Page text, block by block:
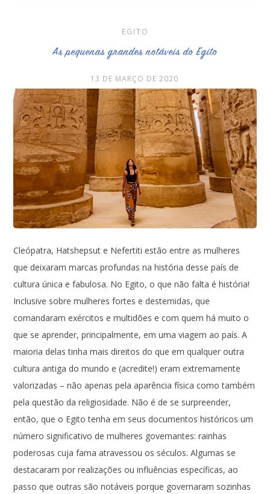
EGITO
As pequenas grandes notáveis do Egito
13 DE MARÇO DE 2020
Cleópatra, Hatshepsut e Nefertiti estão entre as mulheres
que deixaram marcas profundas na história desse país de
cultura única e fabulosa. No Egito, o que não falta é história!
Inclusive sobre mulheres fortes e destemidas, que
comandaram exércitos e multidões e com quem há muito o
que se aprender, principalmente, em uma viagem ao país. A
maioria delas tinha mais direitos do que em qualquer outra
cultura antiga do mundo e (acredite!) eram extremamente
valorizadas – não apenas pela aparência física como também
pela questão da religiosidade. Não é de se surpreender,
então, que o Egito tenha em seus documentos históricos um
número significativo de mulheres governantes: rainhas
poderosas cuja fama atravessou os séculos. Algumas se
destacaram por realizações ou influências específicas, ao
passo que outras são notáveis porque governaram sozinhas